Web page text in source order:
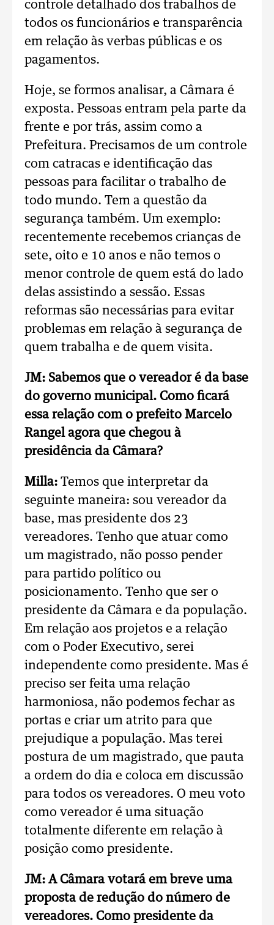
controle detalhado dos trabalhos de
todos os funcionários e transparência
em relação às verbas públicas e os
pagamentos.
Hoje, se formos analisar, a Câmara é
exposta. Pessoas entram pela parte da
frente e por trás, assim como a
Prefeitura. Precisamos de um controle
com catracas e identificação das
pessoas para facilitar o trabalho de
todo mundo. Tem a questão da
segurança também. Um exemplo:
recentemente recebemos crianças de
sete, oito e 10 anos e não temos o
menor controle de quem está do lado
delas assistindo a sessão. Essas
reformas são necessárias para evitar
problemas em relação à segurança de
quem trabalha e de quem visita.
JM: Sabemos que o vereador é da base
do governo municipal. Como ficará
essa relação com o prefeito Marcelo
Rangel agora que chegou à
presidência da Câmara?
Milla: Temos que interpretar da
seguinte maneira: sou vereador da
base, mas presidente dos 23
vereadores. Tenho que atuar como
um magistrado, não posso pender
para partido político ou
posicionamento. Tenho que ser o
presidente da Câmara e da população.
Em relação aos projetos e a relação
com o Poder Executivo, serei
independente como presidente. Mas é
preciso ser feita uma relação
harmoniosa, não podemos fechar as
portas e criar um atrito para que
prejudique a população. Mas terei
postura de um magistrado, que pauta
a ordem do dia e coloca em discussão
para todos os vereadores. O meu voto
como vereador é uma situação
totalmente diferente em relação à
posição como presidente.
JM: A Câmara votará em breve uma
proposta de redução do número de
vereadores. Como presidente da